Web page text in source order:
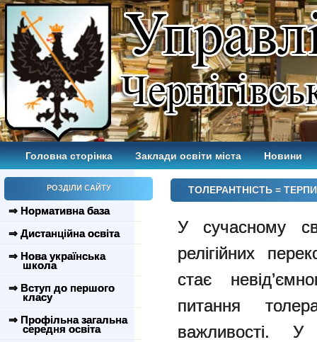
Головна сторінка Заклади освіти міста Новини
РОЗДІЛИ САЙТУ
⇒ Нормативна база
⇒ Дистанційна освіта
⇒ Нова українська
школа
⇒ Вступ до першого
класу
⇒ Профільна загальна
середня освіта
ТОЛЕРАНТНІСТЬ =
У сучасному
релігійних
стає
питання
важливості. У